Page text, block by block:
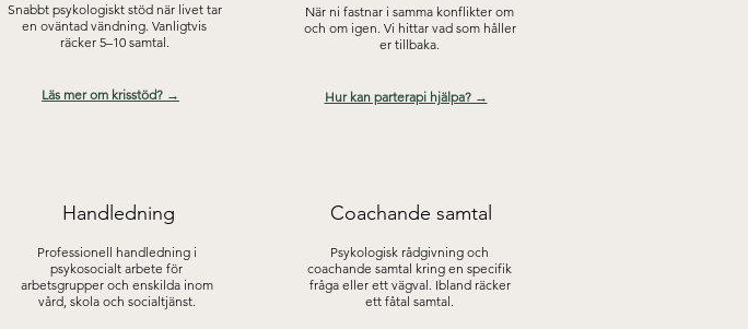
Snabbt psykologiskt stöd när livet tar
en oväntad vändning. Vanligtvis
räcker 5–10 samtal.
Läs mer om krisstöd? →
När ni fastnar i samma konflikter om
och om igen. Vi hittar vad som håller
er tillbaka.
Hur kan parterapi hjälpa? →
Handledning
Professionell handledning i
psykosocialt arbete för
arbetsgrupper och enskilda inom
vård, skola och socialtjänst.
Coachande samtal
Psykologisk rådgivning och
coachande samtal kring en specifik
fråga eller ett vägval. Ibland räcker
ett fåtal samtal.